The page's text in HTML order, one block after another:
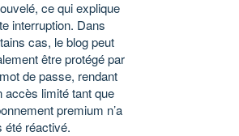
ce qui explique
interruption. Dans
cas, le blog peut
être protégé par
de passe, rendant
accès limité tant que
premium n’a
été réactivé.